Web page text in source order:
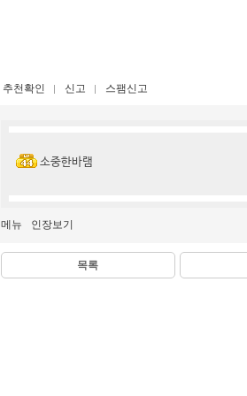
추천확인 신고 스팸신고
소중한바램
메뉴 인장보기
목록